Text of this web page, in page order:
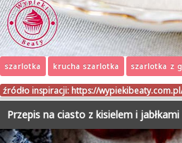
szarlotka krucha szarlotka szarlotka z
źródło inspiracji: https://
Przepis na ciasto z kisielem i jabłkami